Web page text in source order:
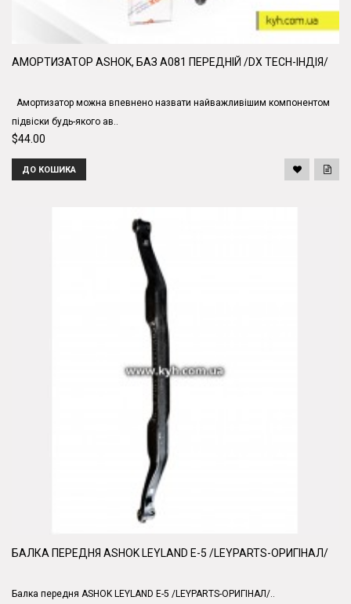
АМОРТИЗАТОР ASHOK, БАЗ А081 ПЕРЕДНІЙ /DX TECH-ІНДІЯ/
Амортизатор можна впевнено назвати найважливішим компонентом
підвіски будь-якого ав..
$44.00
ДО КОШИКА
БАЛКА ПЕРЕДНЯ ASHOK LEYLAND Е-5 /LEYPARTS-ОРИГІНАЛ/
Балка передня ASHOK LEYLAND Е-5 /LEYPARTS-ОРИГІНАЛ/..